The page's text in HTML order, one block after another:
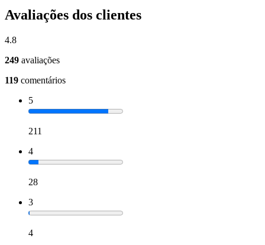
Avaliações dos clientes
4.8
249 avaliações
119 comentários
5
211
4
28
3
4